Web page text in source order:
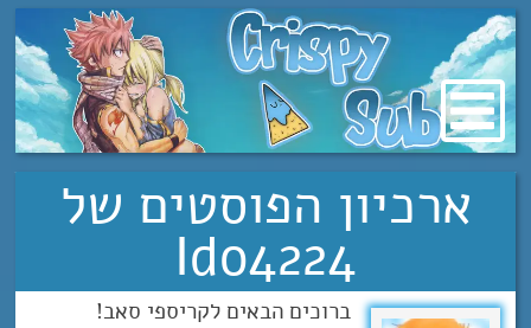
מעבר
לתוכן
ארכיון הפוסטים של
Ido4224
ברוכים הבאים לקריספי סאב!